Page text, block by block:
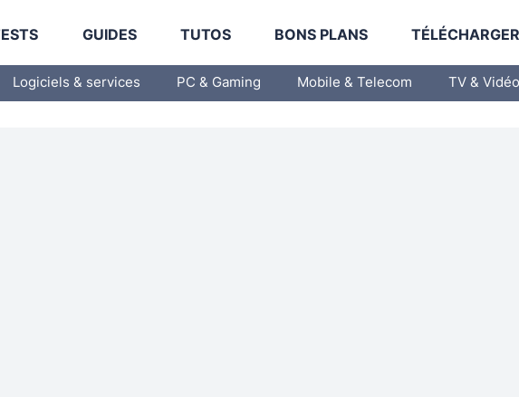
GUIDES TUTOS BONS PLANS
Logiciels & services PC & Gaming Mobile & Telecom TV & Vidéo